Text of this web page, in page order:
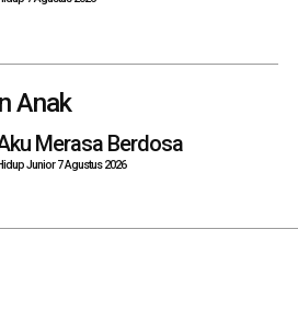
Anak
Merasa Berdosa
Junior 7 Agustus 2026